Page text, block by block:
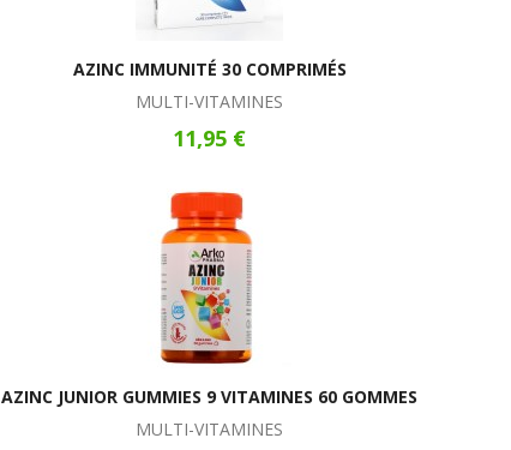
AZINC IMMUNITÉ 30 COMPRIMÉS
MULTI-VITAMINES
11,95 €
AZINC JUNIOR GUMMIES 9 VITAMINES 60 GOMMES
MULTI-VITAMINES